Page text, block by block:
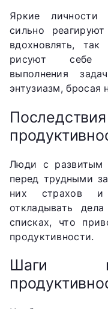
Яркие личности
сильно
вдохновлять,
рисуют себе
выполнения
энтузиазм, бросая
Люди с развитым
перед трудными
них страхов и
откладывать
списках, что
продуктивности.
Шаги к